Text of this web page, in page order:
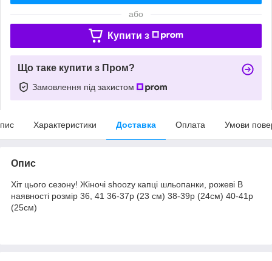
або
Купити з
Що таке купити з Пром?
Замовлення під захистом
Характеристики Доставка Оплата Умови
Опис
Хіт цього сезону! Жіночі shoozy капці шльопанки, рожеві В
наявності розмір 36, 41 36-37р (23 см) 38-39р (24см) 40-41р
(25см)